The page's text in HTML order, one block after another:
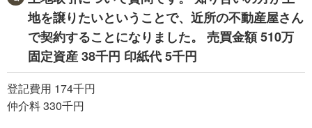
地を譲りたいということで、近所の不動産屋さん
で契約することになりました。 売買金額 510万
固定資産 38千円 印紙代 5千円
登記費用 174千円
仲介料 330千円